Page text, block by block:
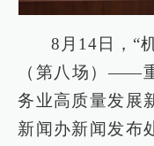
8月14日，“
（第八场）——
务业高质量发展
新闻办新闻发布